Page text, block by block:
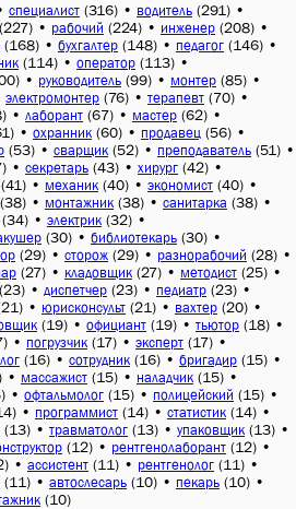
специалист (316) • водитель (291) •
(227) • рабочий (224) • инженер (208) •
(168) • бухгалтер (148) • педагог (146) •
(114) • оператор (113) •
• руководитель (99) • монтер (85) •
электромонтер (76) • терапевт (70) •
• лаборант (67) • мастер (62) •
• охранник (60) • продавец (56) •
(53) • сварщик (52) • преподаватель (51) •
• секретарь (43) • хирург (42) •
(41) • механик (40) • экономист (40) •
(38) • монтажник (38) • санитарка (38) •
(34) • электрик (32) •
(30) • библиотекарь (30) •
(29) • сторож (29) • разнорабочий (28) •
(27) • кладовщик (27) • методист (25) •
(23) • диспетчер (23) • педиатр (23) •
• юрисконсульт (21) • вахтер (20) •
(19) • официант (19) • тьютор (18) •
• погрузчик (17) • эксперт (17) •
(16) • сотрудник (16) • бригадир (15) •
• массажист (15) • наладчик (15) •
• офтальмолог (15) • полицейский (15) •
• программист (14) • статистик (14) •
(13) • травматолог (13) • упаковщик (13) •
(12) • рентгенолаборант (12) •
• ассистент (11) • рентгенолог (11) •
(11) • автослесарь (10) • пекарь (10) •
(10)